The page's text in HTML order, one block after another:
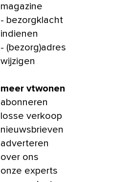
magazine
- bezorgklacht
indienen
- (bezorg)adres
wijzigen
meer vtwonen
abonneren
losse verkoop
nieuwsbrieven
adverteren
over ons
onze experts